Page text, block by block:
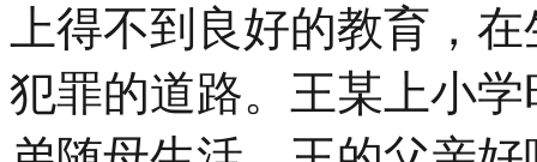
上得不到良好的教育，
犯罪的道路。王某上小